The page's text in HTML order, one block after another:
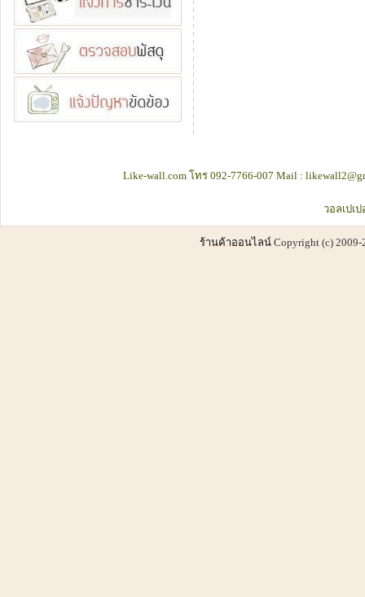
Like-wall.com โทร 092-7766-007 Mail :
วอลเปเ
ร้านค้าออนไลน์Copyright (c)